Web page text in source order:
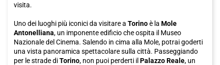
visita.
Uno dei luoghi più iconici da visitare a Torinoè la Mole
Antonelliana, un imponente edificio che ospita il Museo
Nazionale del Cinema. Salendo in cima alla Mole, potrai goderti
una vista panoramica spettacolare sulla città. Passeggiando
per le strade diTorino, non puoi perderti il Palazzo Reale, un